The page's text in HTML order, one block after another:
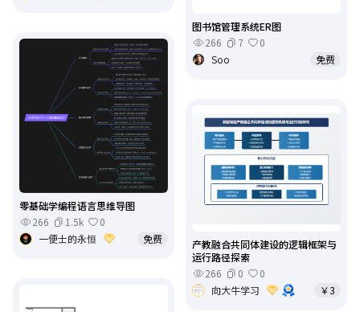
图书馆管理系统ER图
266
7
0
Soo
免费
零基础学编程语言思维导图
266
1.5k
0
一便士的永恒
免费
产教融合共同体建设的逻辑框架与
运行路径探索
266
0
0
向大牛学习
￥3